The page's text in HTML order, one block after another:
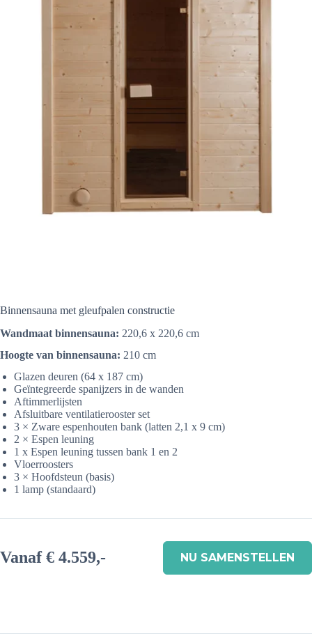
Binnensauna met gleufpalen constructie
Wandmaat binnensauna: 220,6 x 220,6 cm
Hoogte van binnensauna: 210 cm
Glazen deuren (64 x 187 cm)
Geïntegreerde spanijzers in de wanden
Aftimmerlijsten
Afsluitbare ventilatierooster set
3 × Zware espenhouten bank (latten 2,1 x 9 cm)
2 × Espen leuning
1 x Espen leuning tussen bank 1 en 2
Vloerroosters
3 × Hoofdsteun (basis)
1 lamp (standaard)
Vanaf € 4.559,- NU SAMENSTELLEN